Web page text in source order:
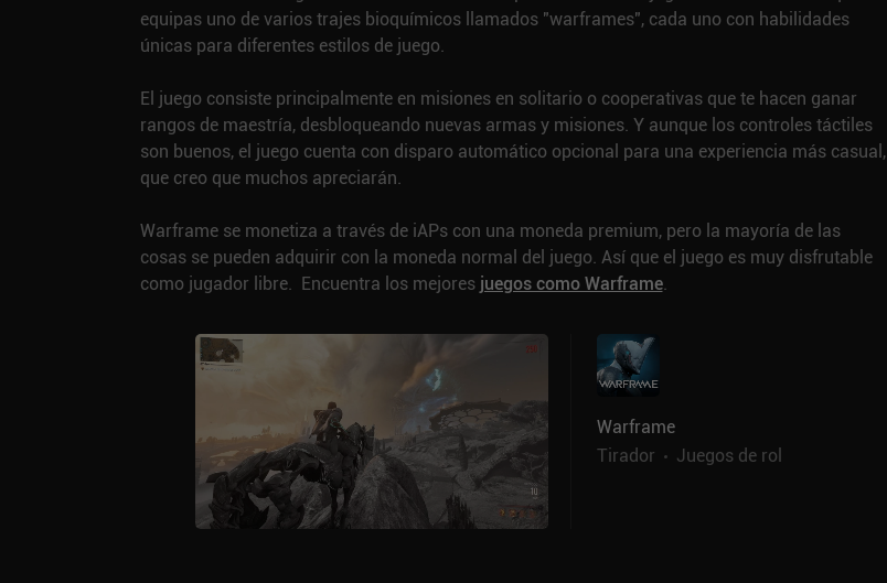
equipas uno de varios trajes bioquímicos llamados "warframes", cada uno con habilidades
únicas para diferentes estilos de juego.
El juego consiste principalmente en misiones en solitario o cooperativas que te hacen ganar
rangos de maestría, desbloqueando nuevas armas y misiones. Y aunque los controles táctiles
son buenos, el juego cuenta con disparo automático opcional para una experiencia más casual,
que creo que muchos apreciarán.
Warframe se monetiza a través de iAPs con una moneda premium, pero la mayoría de las
cosas se pueden adquirir con la moneda normal del juego. Así que el juego es muy disfrutable
como jugador libre. Encuentra los mejores juegos como Warframe.
Warframe
Tirador
Juegos de rol